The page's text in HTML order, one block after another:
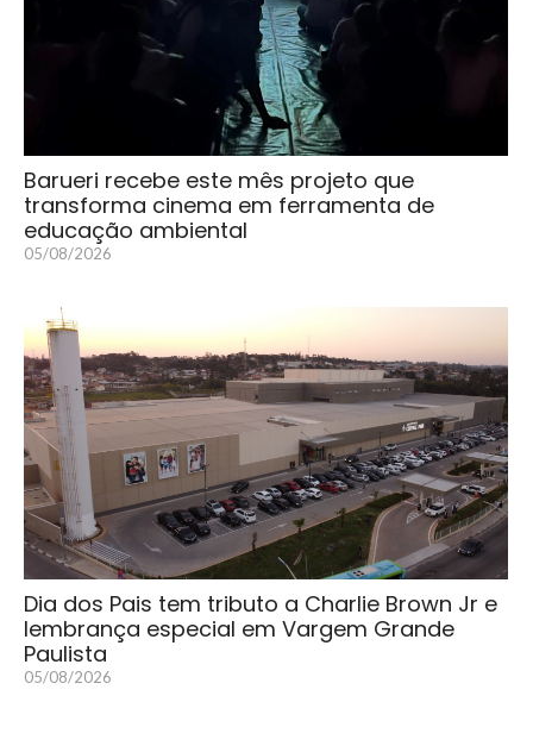
Barueri recebe este mês projeto que
transforma cinema em ferramenta de
educação ambiental
05/08/2026
Dia dos Pais tem tributo a Charlie Brown Jr e
lembrança especial em Vargem Grande
Paulista
05/08/2026